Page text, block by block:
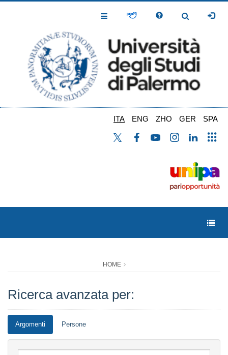
Toggle
Toggle
ITA ENG ZHO GER SPA
HOME
Ricerca avanzata per:
Argomenti Persone